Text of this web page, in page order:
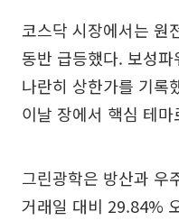
코스닥 시장에서는 원
동반 급등했다. 보성
나란히 상한가를 기록
이날 장에서 핵심 테
그린광학은 방산과 우
거래일 대비 29.84%